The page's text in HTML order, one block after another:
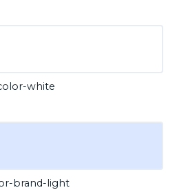
white
brand-light